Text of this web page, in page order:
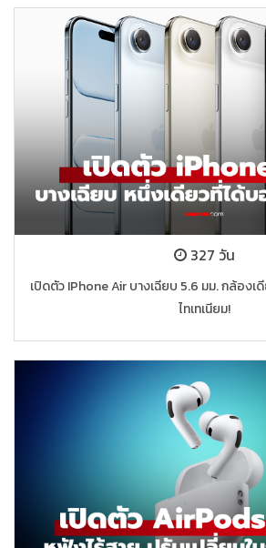
327 วัน
เปิดตัว IPhone Air บางเฉียบ 5.6 มม. กล้องเ
ไทเทเนียม!